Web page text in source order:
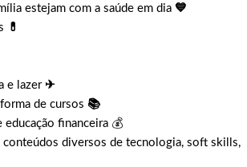
estejam com a saúde em dia 💙
💊
e lazer✈
de cursos 📚
educação financeira 💰
conteúdos diversos de tecnologia, soft skills,